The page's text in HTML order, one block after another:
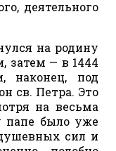
деятельного
на родину
затем — в 1444
наконец, под
св. Петра. Это
на весьма
папе было уже
сил и